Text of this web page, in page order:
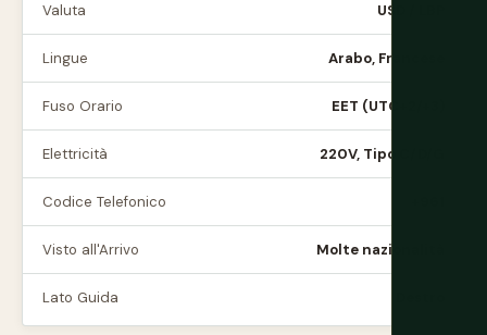
Valuta USD / LBP
Lingue Arabo, Francese
Fuso Orario EET (UTC+2/+3)
Elettricità 220V, Tipo C/D/G
Codice Telefonico
Visto all'Arrivo Molte nazionalità
Lato Guida